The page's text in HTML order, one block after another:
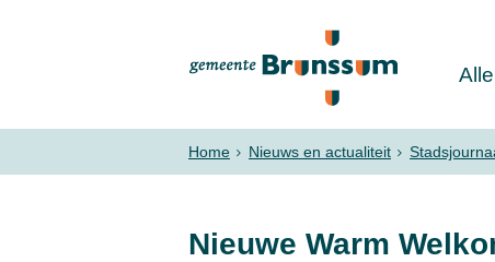
Home Nieuws en actualiteit
Nieuwe Warm